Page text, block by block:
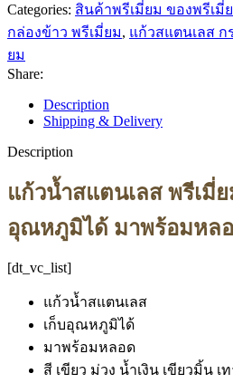
Categories: สินค้าพรีเมี่ยม ของพรีเมี่
กล่องข้าว พรีเมี่ยม, แก้วสแตนเลส ก
ยม
Share:
Description
Shipping & Delivery
Description
แก้วน้ำสแตนเลส พรีเมี่ย
อุณหภูมิได้ มาพร้อมหล
[dt_vc_list]
แก้วน้ำสแตนเลส
เก็บอุณหภูมิได้
มาพร้อมหลอด
สี เขียว ม่วง น้ำเงิน เขียวมิ้น